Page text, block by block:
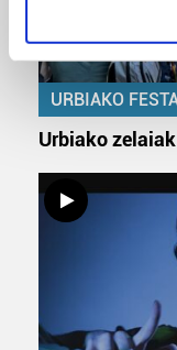
Identify
specific
Find out more
and set your
Guk eta gure
prozesatzen
teknologia
pertsonalizatuak
neurtzeko,
produktuak
erabiltzen dituen
URBIAKO
Urbiako